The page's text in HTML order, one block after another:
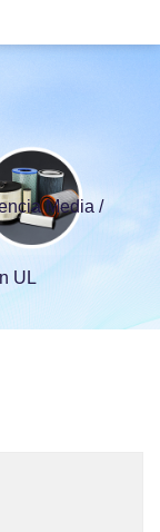
Media /
UL